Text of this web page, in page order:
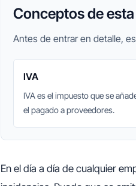
Conceptos de
Antes de entrar en detalle,
IVA
IVA es el impuesto que se
el pagado a proveedores.
En el día a día de cualquier